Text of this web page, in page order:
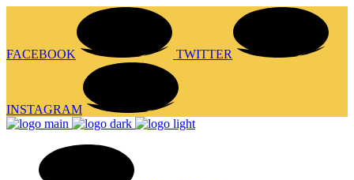
FACEBOOK TWITTER
INSTAGRAM